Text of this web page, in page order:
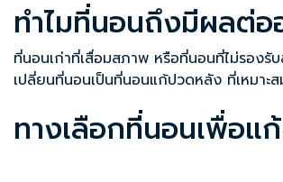
ทำไมที่นอนถึงมีผลต่อ
ที่นอนเก่าที่เสื่อมสภาพ หรือที่นอนที่ไม่รองรั
เปลี่ยนที่นอนเป็นที่นอนแก้ปวดหลัง ที่เหมา
ทางเลือกที่นอนเพื่อแ